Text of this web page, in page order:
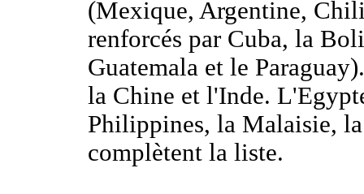
(Mexique, Argentine,
renforcés par Cuba, la
Guatemala et le
la Chine et l'Inde.
Philippines, la Malaisie,
complètent la liste.